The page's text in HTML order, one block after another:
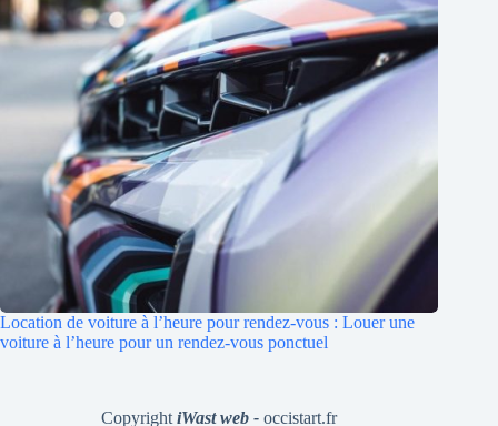
Location de voiture à l’heure pour rendez-vous : Louer une
voiture à l’heure pour un rendez-vous ponctuel
CopyrightiWast web -occistart.fr